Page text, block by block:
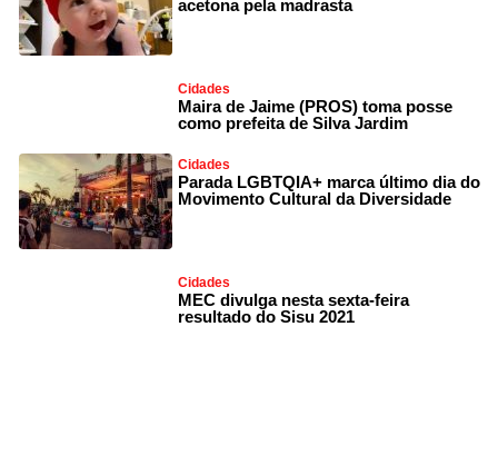
acetona pela madrasta
Cidades
Maira de Jaime (PROS) toma posse
como prefeita de Silva Jardim
Cidades
Parada LGBTQIA+ marca último dia do
Movimento Cultural da Diversidade
Cidades
MEC divulga nesta sexta-feira
resultado do Sisu 2021